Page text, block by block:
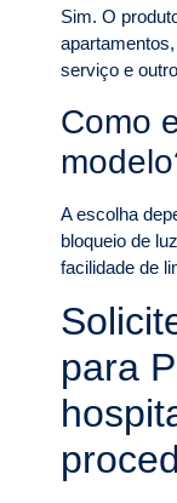
Sim. O
serviço e
Como
A escolha
bloqueio de
facilidade de
para